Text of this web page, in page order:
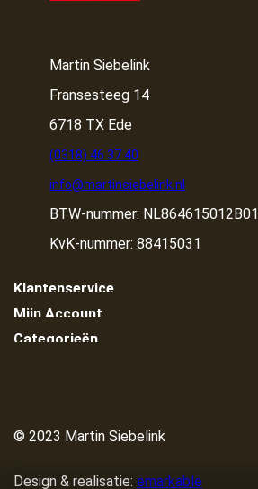
Martin Siebelink
Fransesteeg 14
6718 TX Ede
(0318) 46 37 40
info@martinsiebelink.nl
BTW-nummer: NL864615012B01
KvK-nummer: 88415031
Klantenservice
Retour
Disclaimer
Mijn Account
Registreren
Categorieën
Grond/zand nodig?
© 2023 Martin Siebelink
Design & realisatie: emarkable